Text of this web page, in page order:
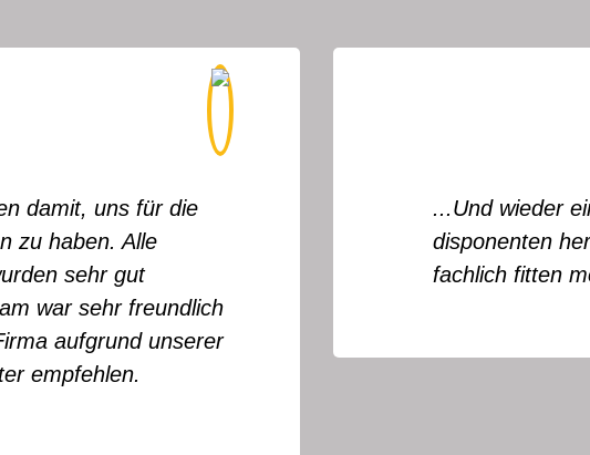
topleistung heute vom
und seinen super netten und
Wir
Haus,